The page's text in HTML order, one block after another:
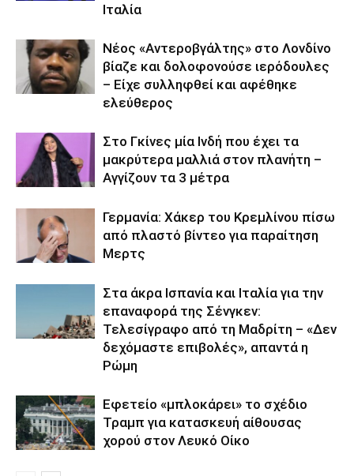
Ιταλία
Νέος «Αντεροβγάλτης» στο Λονδίνο
βίαζε και δολοφονούσε ιερόδουλες
– Είχε συλληφθεί και αφέθηκε
ελεύθερος
Στο Γκίνες μία Ινδή που έχει τα
μακρύτερα μαλλιά στον πλανήτη –
Αγγίζουν τα 3 μέτρα
Γερμανία: Χάκερ του Κρεμλίνου πίσω
από πλαστό βίντεο για παραίτηση
Μερτς
Στα άκρα Ισπανία και Ιταλία για την
επαναφορά της Σένγκεν:
Τελεσίγραφο από τη Μαδρίτη – «Δεν
δεχόμαστε επιβολές», απαντά η
Ρώμη
Εφετείο «μπλοκάρει» το σχέδιο
Τραμπ για κατασκευή αίθουσας
χορού στον Λευκό Οίκο